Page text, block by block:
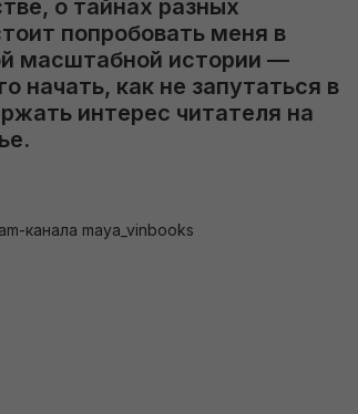
о тайнах разных
попробовать меня в
масштабной истории —
начать, как не запутаться в
интерес читателя на
канала maya_vinbooks